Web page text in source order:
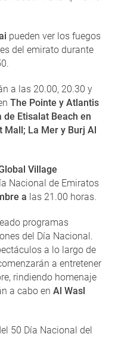
pueden ver los fuegos
del emirato durante
a las 20.00, 20.30 y
The Pointe y Atlantis
Etisalat Beach en
Mall; La Mer y Burj Al
Village
Nacional de Emiratos
a las 21.00 horas.
programas
del Día Nacional.
a lo largo de
a entretener
rindiendo homenaje
a cabo en Al Wasl
50 Día Nacional del